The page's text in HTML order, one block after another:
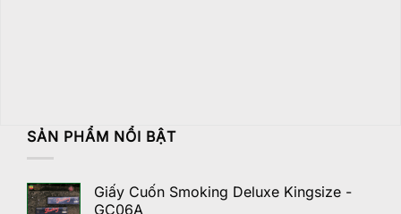
SẢN PHẨM NỔI BẬT
Giấy Cuốn Smoking Deluxe Kingsize -
GC06A